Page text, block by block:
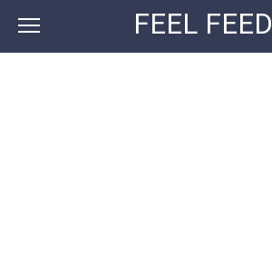
контенту
FEEL FEED